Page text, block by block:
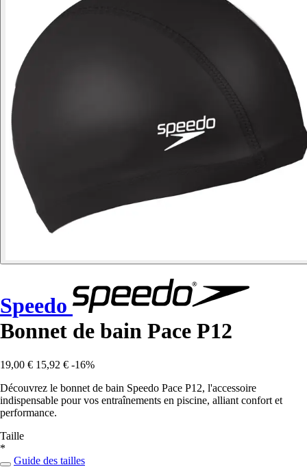
Speedo
Bonnet de bain Pace P12
19,00 € 15,92 € -16%
Découvrez le bonnet de bain Speedo Pace P12, l'accessoire
indispensable pour vos entraînements en piscine, alliant confort et
performance.
Taille
*
Guide des tailles